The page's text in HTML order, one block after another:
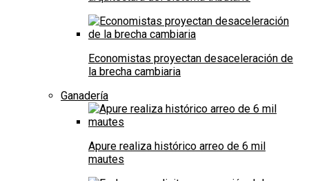
Economistas proyectan desaceleración de
la brecha cambiaria
Ganadería
Apure realiza histórico arreo de 6 mil
mautes